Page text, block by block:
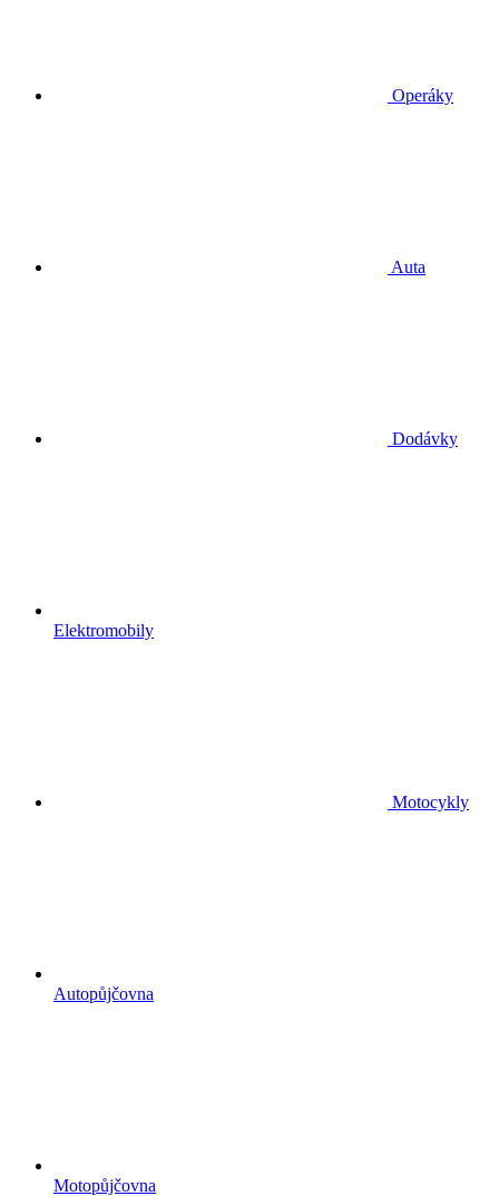
Operáky
Auta
Dodávky
Elektromobily
Motocykly
Autopůjčovna
Motopůjčovna